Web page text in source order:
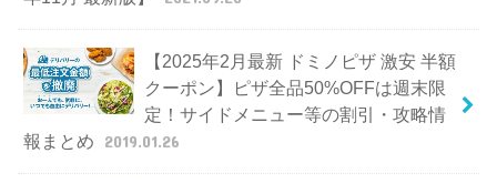
【2025年2月最新 ドミノピザ 激安 半額
クーポン】ピザ全品50%OFFは週末限
定！サイドメニュー等の割引・攻略情
報まとめ
2019.01.26